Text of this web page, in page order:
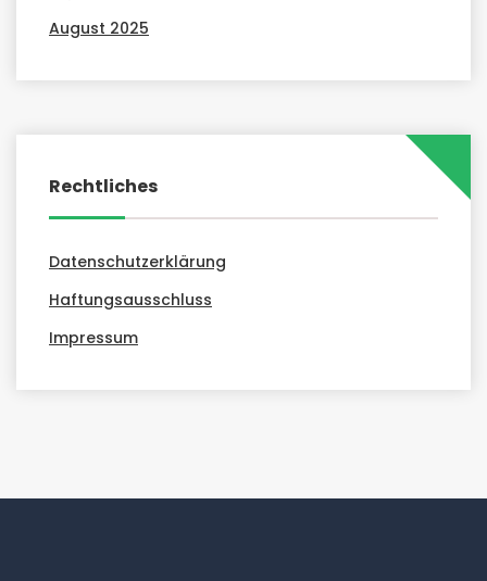
August 2025
Rechtliches
Datenschutzerklärung
Haftungsausschluss
Impressum